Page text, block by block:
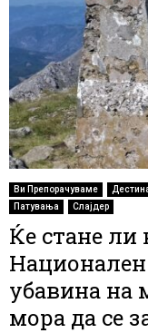
Ви Препорачуваме
Патувања
Слајдер
Ќе стане ли
убавина на
мора да се